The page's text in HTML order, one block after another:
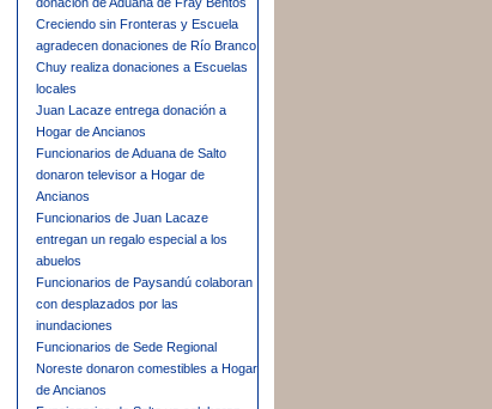
Creciendo sin Fronteras y Escuela
agradecen donaciones de Río Branco
Chuy realiza donaciones a Escuelas
locales
Juan Lacaze entrega donación a
Hogar de Ancianos
Funcionarios de Aduana de Salto
donaron televisor a Hogar de
Ancianos
Funcionarios de Juan Lacaze
entregan un regalo especial a los
abuelos
Funcionarios de Paysandú colaboran
con desplazados por las
inundaciones
Funcionarios de Sede Regional
Noreste donaron comestibles a Hogar
de Ancianos